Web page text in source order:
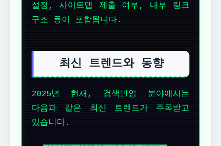
설정, 사이트맵 제출 여부, 내부 링크
구조 등이 포함됩니다.
최신 트렌드와 동향
2025년 현재, 검색반영 분야에서는
다음과 같은 최신 트렌드가 주목받고
있습니다.